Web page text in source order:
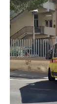
LAVORO
BANDI
SPORT IN
SPORT
RISULTATI E
CALCIO